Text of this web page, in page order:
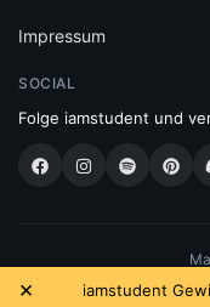
× iamstudent
Impressum
SOCIAL
Folge iamstudent und
© 2026 High